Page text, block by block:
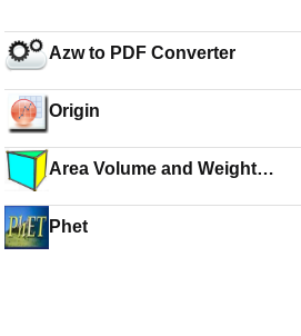
Azw to PDF Converter
Origin
Area Volume and Weight
Phet